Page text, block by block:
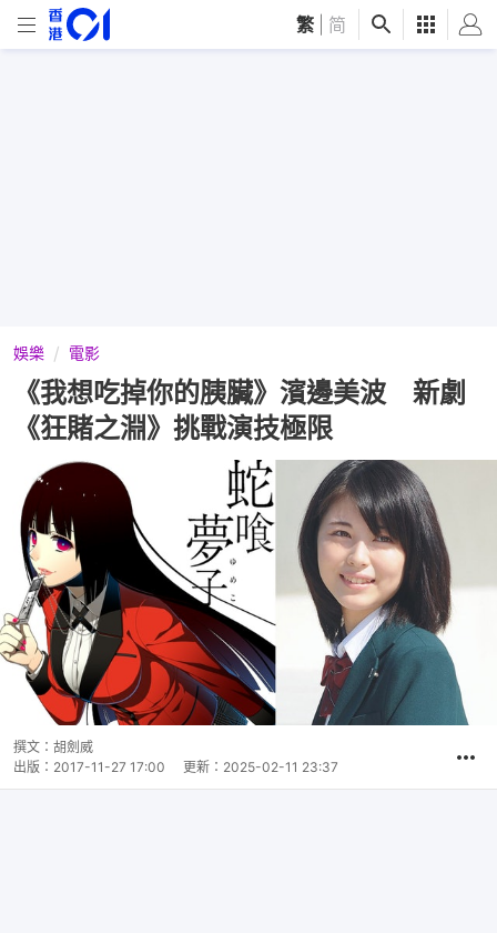
繁 简
娛樂 電影
《我想吃掉你的胰臟》濱邊美波 新劇
《狂賭之淵》挑戰演技極限
撰文： 胡劍威
出版： 2017-11-27 17:00 更新： 2025-02-11 23:37